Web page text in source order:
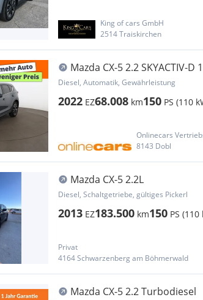
King of cars GmbH
2514 Traiskirchen
Mazda CX-5 2.2 SKYACTIV-D
CAM AHK NAVI
Diesel, Automatik, Gewährleistung
2022 EZ68.008 km150 PS (110
8143 Dobl
Mazda CX-5 2.2L
Diesel, Schaltgetriebe, gültiges Pickerl
2013 EZ183.500 km150 PS (110
Privat
4164 Schwarzenberg am Böhmerwald
Mazda CX-5 2.2 Turbodiesel